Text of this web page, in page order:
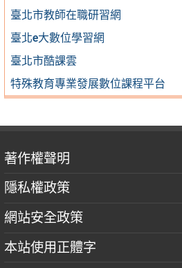
臺北市教師在職研習網
臺北e大數位學習網
臺北市酷課雲
特殊教育專業發展數位課程平台
著作權聲明
隱私權政策
網站安全政策
本站使用正體字